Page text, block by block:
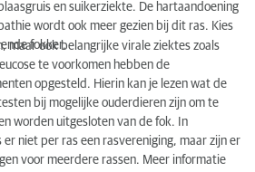
en suikerziekte. De hartaandoening
wordt ook meer gezien bij dit ras. Kies
fokker.
maar ook belangrijke virale ziektes zoals
te voorkomen hebben de
opgesteld. Hierin kan je lezen wat de
bij mogelijke ouderdieren zijn om te
worden uitgesloten van de fok. In
niet per ras een rasvereniging, maar zijn er
voor meerdere rassen. Meer informatie